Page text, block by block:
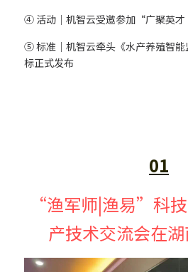
鱼缸加热棒智能化解决方案
厨房电器智能化解决方案
English
④ 活动｜机智云受邀参加“广聚英
⑤ 标准｜机智云牵头《水产养殖智
标正式发布
01
“渔军师|渔易”科
产技术交流会在